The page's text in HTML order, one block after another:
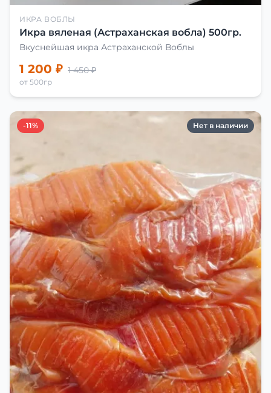
ИКРА ВОБЛЫ
Икра вяленая (Астраханская вобла) 500гр.
Вкуснейшая икра Астраханской Воблы
1 200 ₽ 1 450 ₽
от 500гр
-11% Нет в наличии